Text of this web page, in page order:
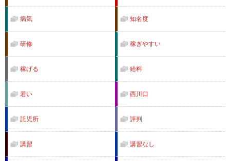
病気 知名度
研修 稼ぎやすい
稼げる 給料
若い 西川口
託児所 評判
講習 講習なし